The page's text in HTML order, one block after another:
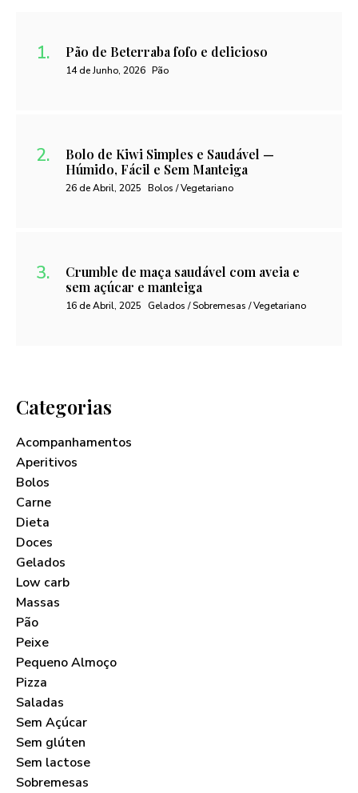
Pão de Beterraba fofo e delicioso
14 de Junho, 2026 Pão
Bolo de Kiwi Simples e Saudável —
Húmido, Fácil e Sem Manteiga
26 de Abril, 2025 Bolos / Vegetariano
Crumble de maça saudável com aveia e
sem açúcar e manteiga
16 de Abril, 2025 Gelados / Sobremesas / Vegetariano
Categorias
Acompanhamentos
Aperitivos
Bolos
Carne
Dieta
Doces
Gelados
Low carb
Massas
Pão
Peixe
Pequeno Almoço
Pizza
Saladas
Sem Açúcar
Sem glúten
Sem lactose
Sobremesas